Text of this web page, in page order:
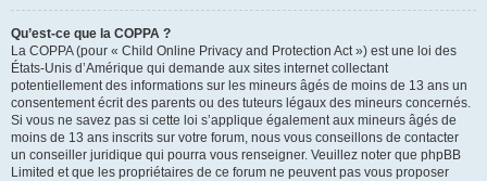
Qu’est-ce que la COPPA ?
La COPPA (pour « Child Online Privacy and Protection Act ») est une loi des
États-Unis d’Amérique qui demande aux sites internet collectant
potentiellement des informations sur les mineurs âgés de moins de 13 ans un
consentement écrit des parents ou des tuteurs légaux des mineurs concernés.
Si vous ne savez pas si cette loi s’applique également aux mineurs âgés de
moins de 13 ans inscrits sur votre forum, nous vous conseillons de contacter
un conseiller juridique qui pourra vous renseigner. Veuillez noter que phpBB
Limited et que les propriétaires de ce forum ne peuvent pas vous proposer